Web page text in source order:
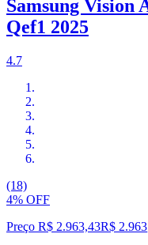
Samsung Vision
Qef1 2025
4.7
(18)
4% OFF
Preço R$ 2.963,43R$ 2.963